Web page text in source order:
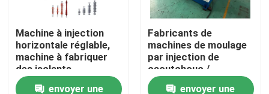
Accueil
A propos de nous
Contacts
Machine à injection
horizontale réglable,
machine à fabriquer
des isolants
polymères
envoyer une
Fabricants de
machines de moulage
par injection de
caoutchouc /
machines de
envoyer une